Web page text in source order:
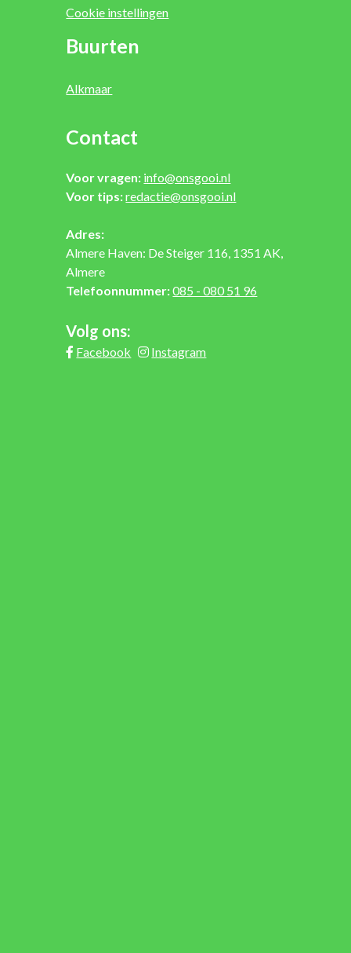
Cookie instellingen
Buurten
Alkmaar
Contact
Voor vragen: info@onsgooi.nl
Voor tips:redactie@onsgooi.nl
Adres:
Almere Haven: De Steiger 116, 1351 AK,
Almere
Telefoonnummer:085 - 080 51 96
Volg ons:
Facebook Instagram